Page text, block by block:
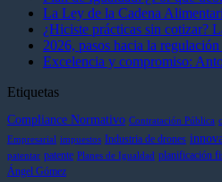
La Ley de la Cadena
¿Hiciste prácticas sin cotizar?
2026, pasos hacia la
Excelencia y compromiso:
Etiquetas
Compliance Normativo Contratación Pública
Empresarial impuestos Industria de drones
patentar patente Planes de Igualdad planificación
Ángel Gómez